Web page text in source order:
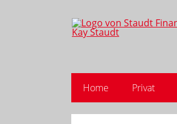
Home Privat